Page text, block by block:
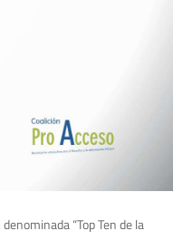
“Top Ten de la